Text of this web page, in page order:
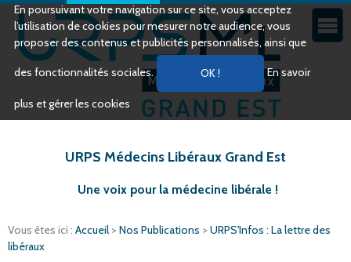
En poursuivant votre navigation sur ce site, vous acceptez
l’utilisation de cookies pour mesurer notre audience, vous
proposer des contenus et publicités personnalisés, ainsi que
des fonctionnalités sociales. En savoir
plus et gérer les cookies
URPS Médecins Libéraux Grand Est
Une voix pour la médecine libérale !
Vous êtes ici : Accueil > Nos Publications > URPS'Infos : La lettre des
libéraux